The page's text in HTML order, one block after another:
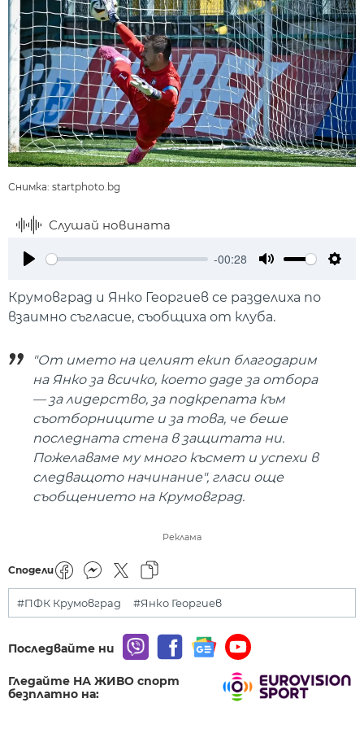
Снимка: startphoto.bg
Слушай новината
-00:28
Крумовград и Янко Георгиев се разделиха по
взаимно съгласие, съобщиха от клуба.
"От името на целият екип благодарим
на Янко за всичко, което даде за отбора
— за лидерство, за подкрепата към
съотборниците и за това, че беше
последната стена в защитата ни.
Пожелаваме му много късмет и успехи в
следващото начинание", гласи още
съобщението на Крумовград.
Реклама
Сподели
#ПФК Крумовград #Янко Георгиев
Последвайте ни
Гледайте НА ЖИВО спорт
безплатно на: